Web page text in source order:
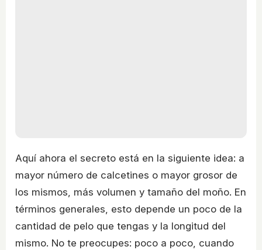
Aquí ahora el secreto está en la siguiente idea: a
mayor número de calcetines o mayor grosor de
los mismos, más volumen y tamaño del moño. En
términos generales, esto depende un poco de la
cantidad de pelo que tengas y la longitud del
mismo. No te preocupes: poco a poco, cuando